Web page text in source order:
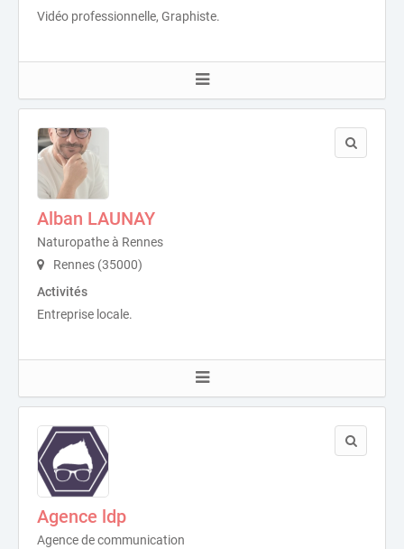
Vidéo professionnelle, Graphiste.
Alban LAUNAY
Naturopathe à Rennes
Rennes (35000)
Activités
Entreprise locale.
Agence ldp
Agence de communication